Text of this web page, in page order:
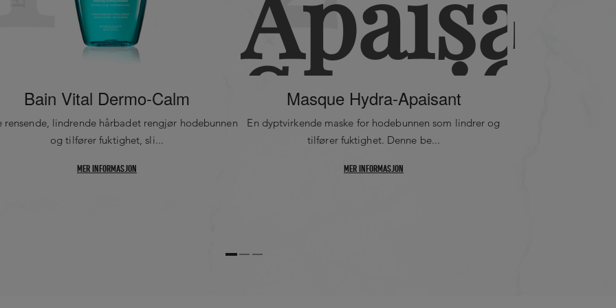
HYDROGENATED
CASTOR OIL
PEG-55 PROPYLENE
MENTHOXYPROPANEDIOL
Bain Vital Dermo-Calm
rensende, lindrende hårbadet rengjør hodebunnen
og tilfører fuktighet, sli...
MER INFORMASJON
Masque Hydra-Apaisant
En dyptvirkende maske for hodebunnen som lindrer og
tilfører fuktighet. Denne be...
MER INFORMASJON